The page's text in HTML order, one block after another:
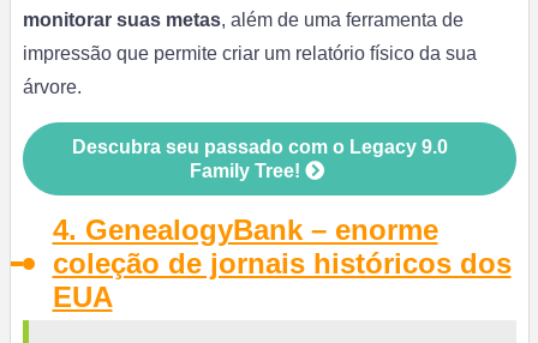
monitorar suas metas, além de uma ferramenta de
impressão que permite criar um relatório físico da sua
árvore.
Descubra seu passado com o Legacy 9.0
Family Tree!
4. GenealogyBank – enorme
coleção de jornais históricos dos
EUA